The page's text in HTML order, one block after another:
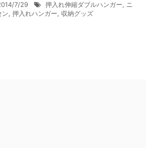
7/29 押入れ伸縮ダブルハンガー, ニ
ン, 押入れハンガー, 収納グッズ